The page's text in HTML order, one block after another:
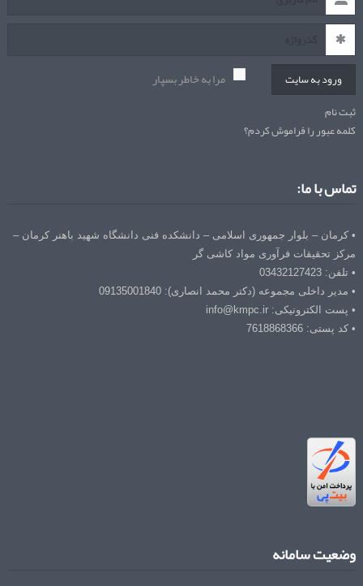
ورود به سایت مرا به خاطر بسپار
ثبت نام
کلمه عبور را فراموش کردم؟
تماس با ما:
• کرمان – بلوار جمهوری اسلامی – دانشکده فنی دانشگاه شهید باهنر کرمان –
مرکز تحقیقات فرآوری مواد کاشی گر
• تلفن: 03432127423
• مدیر داخلی مجموعه (دکتر محمد انصاری): 09135001840
• پست الکترونیکی: info@kmpc.ir
• کد پستی: 7618868366
وضعیت سامانه